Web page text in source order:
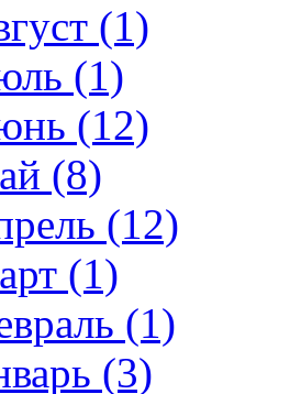
(1)
(1)
(12)
(8)
(12)
(1)
(1)
(3)